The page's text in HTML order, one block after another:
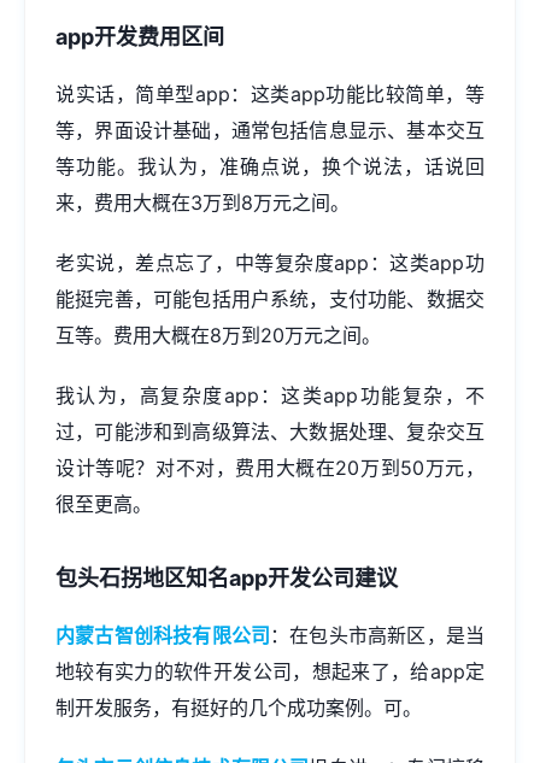
app开发费用区间
说实话，简单型app：这类app功能比较简单，等
等，界面设计基础，通常包括信息显示、基本交互
等功能。我认为，准确点说，换个说法，话说回
来，费用大概在3万到8万元之间。
老实说，差点忘了，中等复杂度app：这类app功
能挺完善，可能包括用户系统，支付功能、数据交
互等。费用大概在8万到20万元之间。
我认为，高复杂度app：这类app功能复杂，不
过，可能涉和到高级算法、大数据处理、复杂交互
设计等呢？对不对，费用大概在20万到50万元，
很至更高。
包头石拐地区知名app开发公司建议
内蒙古智创科技有限公司 ：在包头市高新区，是当
地较有实力的软件开发公司，想起来了，给app定
制开发服务，有挺好的几个成功案例。可。